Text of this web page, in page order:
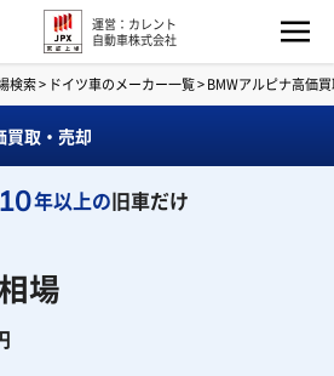
運営：カレント
自動車株式会社
検索> ドイツ車のメーカー一覧>BMWアルピナ高価
買取・売却
10年以上の旧車だけ
場